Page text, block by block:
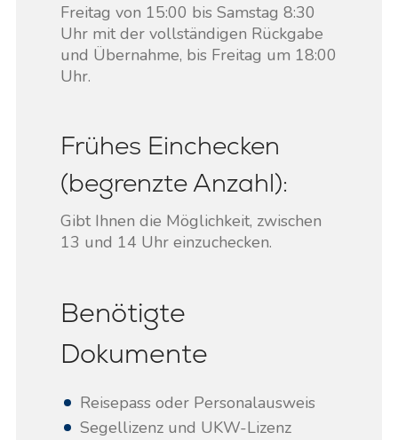
Freitag von 15:00 bis Samstag 8:30
Uhr mit der vollständigen Rückgabe
und Übernahme, bis Freitag um 18:00
Uhr.
Frühes Einchecken
(begrenzte Anzahl):
Gibt Ihnen die Möglichkeit, zwischen
13 und 14 Uhr einzuchecken.
Benötigte
Dokumente
Reisepass oder Personalausweis
Segellizenz und UKW-Lizenz